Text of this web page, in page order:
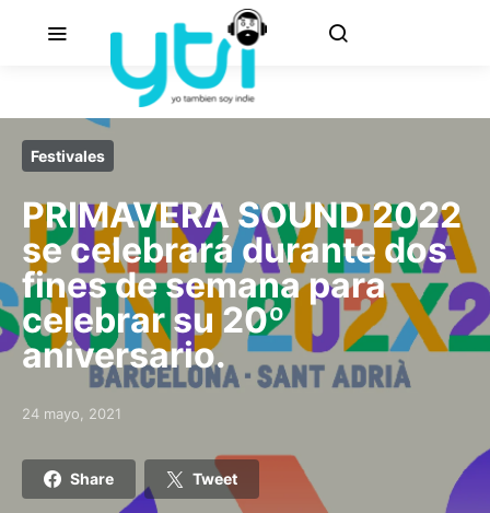
Festivales
PRIMAVERA SOUND 2022
se celebrará durante dos
fines de semana para
celebrar su 20º
aniversario.
Posted on
24 mayo, 2021
Share Tweet